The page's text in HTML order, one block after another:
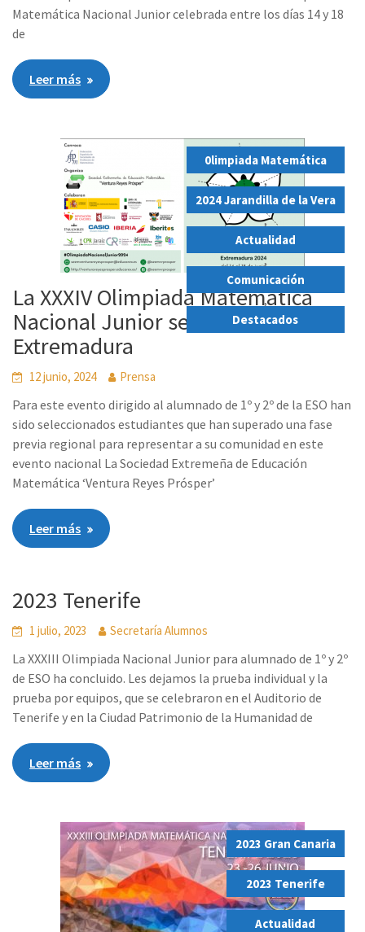
Matemática Nacional Junior celebrada entre los días 14 y 18
de
Leer más
0limpiada Matemática
,
2024 Jarandilla de la Vera
,
Actualidad
,
Comunicación
,
Destacados
La XXXIV Olimpiada Matemática
Nacional Junior se celebrará en
Extremadura
12 junio, 2024 Prensa
Para este evento dirigido al alumnado de 1º y 2º de la ESO han
sido seleccionados estudiantes que han superado una fase
previa regional para representar a su comunidad en este
evento nacional La Sociedad Extremeña de Educación
Matemática ‘Ventura Reyes Prósper’
Leer más
2023 Tenerife
1 julio, 2023 Secretaría Alumnos
La XXXIII Olimpiada Nacional Junior para alumnado de 1º y 2º
de ESO ha concluido. Les dejamos la prueba individual y la
prueba por equipos, que se celebraron en el Auditorio de
Tenerife y en la Ciudad Patrimonio de la Humanidad de
Leer más
2023 Gran Canaria
,
2023 Tenerife
,
Actualidad